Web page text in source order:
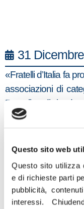
Questo sito web
Questo sito utilizza
e di richieste parti
pubblicità,
interessi.
31
«Fratelli d’Italia fa
associazioni di
Bruxelles di
default dei
norme basterà
banche saranno
risponderanno con
e proprio disastro